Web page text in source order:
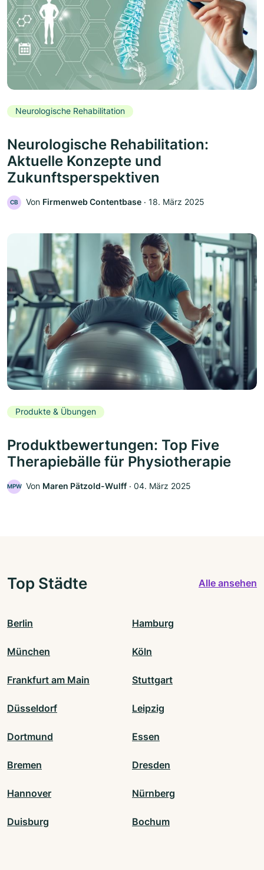
Neurologische Rehabilitation
Neurologische Rehabilitation:
Aktuelle Konzepte und
Zukunftsperspektiven
CB Von Firmenweb Contentbase ‧ 18. März 2025
Produkte & Übungen
Produktbewertungen: Top Five
Therapiebälle für Physiotherapie
MPW Von Maren Pätzold-Wulff ‧ 04. März 2025
Top Städte Alle ansehen
Berlin Hamburg
München Köln
Frankfurt am Main Stuttgart
Düsseldorf Leipzig
Dortmund Essen
Bremen Dresden
Hannover Nürnberg
Duisburg Bochum